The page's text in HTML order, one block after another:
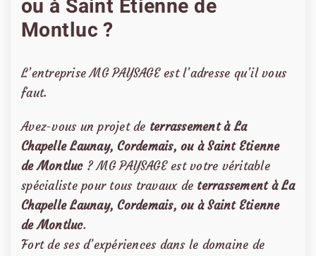
ou à Saint Etienne de
Montluc ?
L’entreprise MG PAYSAGE est l’adresse qu’il vous
faut.
Avez-vous un projet de terrassement à La
Chapelle Launay, Cordemais, ou à Saint Etienne
de Montluc? MG PAYSAGE est votre véritable
spécialiste pour tous travaux de terrassement à La
Chapelle Launay, Cordemais, ou à Saint Etienne
de Montluc.
Fort de ses d’expériences dans le domaine de